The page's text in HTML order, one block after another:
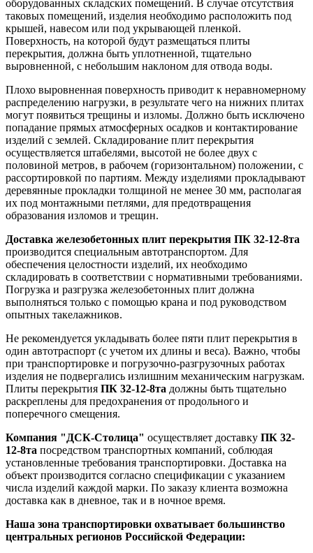
оборудованных складских помещений. В случае отсутствия
таковых помещений, изделия необходимо расположить под
крышей, навесом или под укрывающей пленкой.
Поверхность, на которой будут размещаться плиты
перекрытия, должна быть уплотненной, тщательно
выровненной, с небольшим наклоном для отвода воды.
Плохо выровненная поверхность приводит к неравномерному
распределению нагрузки, в результате чего на нижних плитах
могут появиться трещины и изломы. Должно быть исключено
попадание прямых атмосферных осадков и контактирование
изделий с землей. Складирование плит перекрытия
осуществляется штабелями, высотой не более двух с
половиной метров, в рабочем (горизонтальном) положении, с
рассортировкой по партиям. Между изделиями прокладывают
деревянные прокладки толщиной не менее 30 мм, располагая
их под монтажными петлями, для предотвращения
образования изломов и трещин.
Доставка железобетонных плит перекрытия ПК 32-12-8та
производится специальным автотранспортом. Для
обеспечения целостности изделий, их необходимо
складировать в соответствии с нормативными требованиями.
Погрузка и разгрузка железобетонных плит должна
выполняться только с помощью крана и под руководством
опытных такелажников.
Не рекомендуется укладывать более пяти плит перекрытия в
один автотраспорт (с учетом их длины и веса). Важно, чтобы
при транспортировке и погрузочно-разгрузочных работах
изделия не подвергались излишним механическим нагрузкам.
Плиты перекрытия ПК 32-12-8та должны быть тщательно
раскреплены для предохранения от продольного и
поперечного смещения.
Компания "ДСК-Столица" осуществляет доставку ПК 32-
12-8та посредством транспортных компаний, соблюдая
установленные требования транспортировки. Доставка на
объект производится согласно спецификации с указанием
числа изделий каждой марки. По заказу клиента возможна
доставка как в дневное, так и в ночное время.
Наша зона транспортировки охватывает большинство
центральных регионов Российской Федерации: